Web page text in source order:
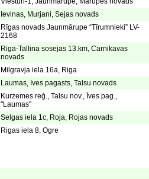
Ievinas, Murjani, Sejas novads
Rīgas novads Jaunmārupe “Tīrumnieki” LV-
2168
Riga-Tallina sosejas 13.km, Carnikavas
novads
Milgravja iela 16a, Riga
Laumas, Ives pagasts, Talsu novads
Kurzemes reģ., Talsu nov., Īves pag.,
"Laumas"
Selgas iela 1c, Roja, Rojas novads
Rigas iela 8, Ogre